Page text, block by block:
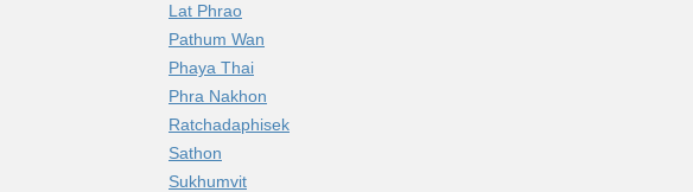
Lat Phrao
Pathum Wan
Phaya Thai
Phra Nakhon
Ratchadaphisek
Sathon
Sukhumvit